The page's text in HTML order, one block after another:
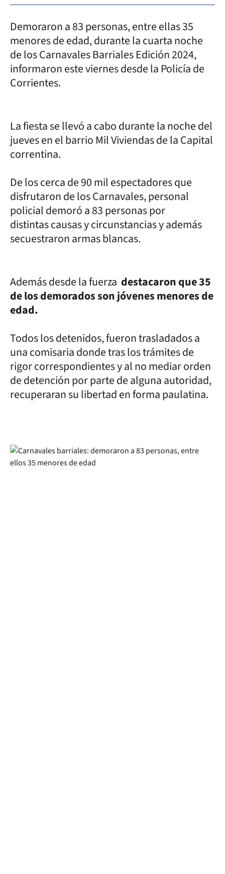
Demoraron a 83 personas, entre ellas 35
menores de edad, durante la cuarta noche
de los Carnavales Barriales Edición 2024,
informaron este viernes desde la Policía de
Corrientes.
La fiesta se llevó a cabo durante la noche del
jueves en el barrio Mil Viviendas de la Capital
correntina.
De los cerca de 90 mil espectadores que
disfrutaron de los Carnavales, personal
policial demoró a 83 personas por
distintas causas y circunstancias y además
secuestraron armas blancas.
Además desde la fuerza destacaron que 35
de los demorados son jóvenes menores de
edad.
Todos los detenidos, fueron trasladados a
una comisaria donde tras los trámites de
rigor correspondientes y al no mediar orden
de detención por parte de alguna autoridad,
recuperaran su libertad en forma paulatina.